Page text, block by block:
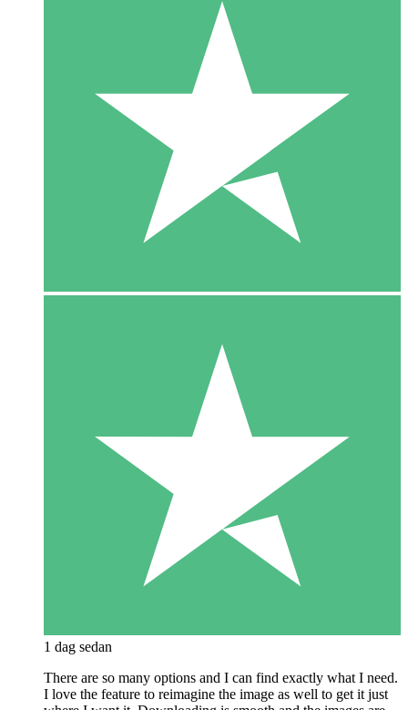
1 dag sedan
There are so many options and I can find exactly what I need.
I love the feature to reimagine the image as well to get it just